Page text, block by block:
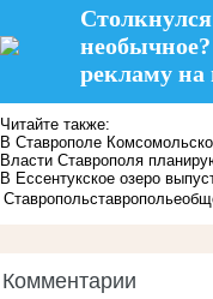
рекламу
Читайте также:
В Ставрополе
Власти Ставрополя
В Ессентукское озеро
Ставропольставрополье
Комментарии